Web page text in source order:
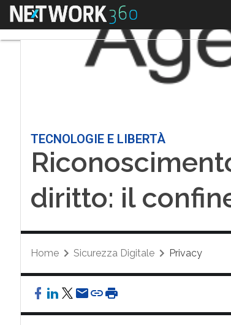
Menu
TECNOLOGIE E LIBERTÀ
diritto: il
Home Sicurezza Digitale Privacy